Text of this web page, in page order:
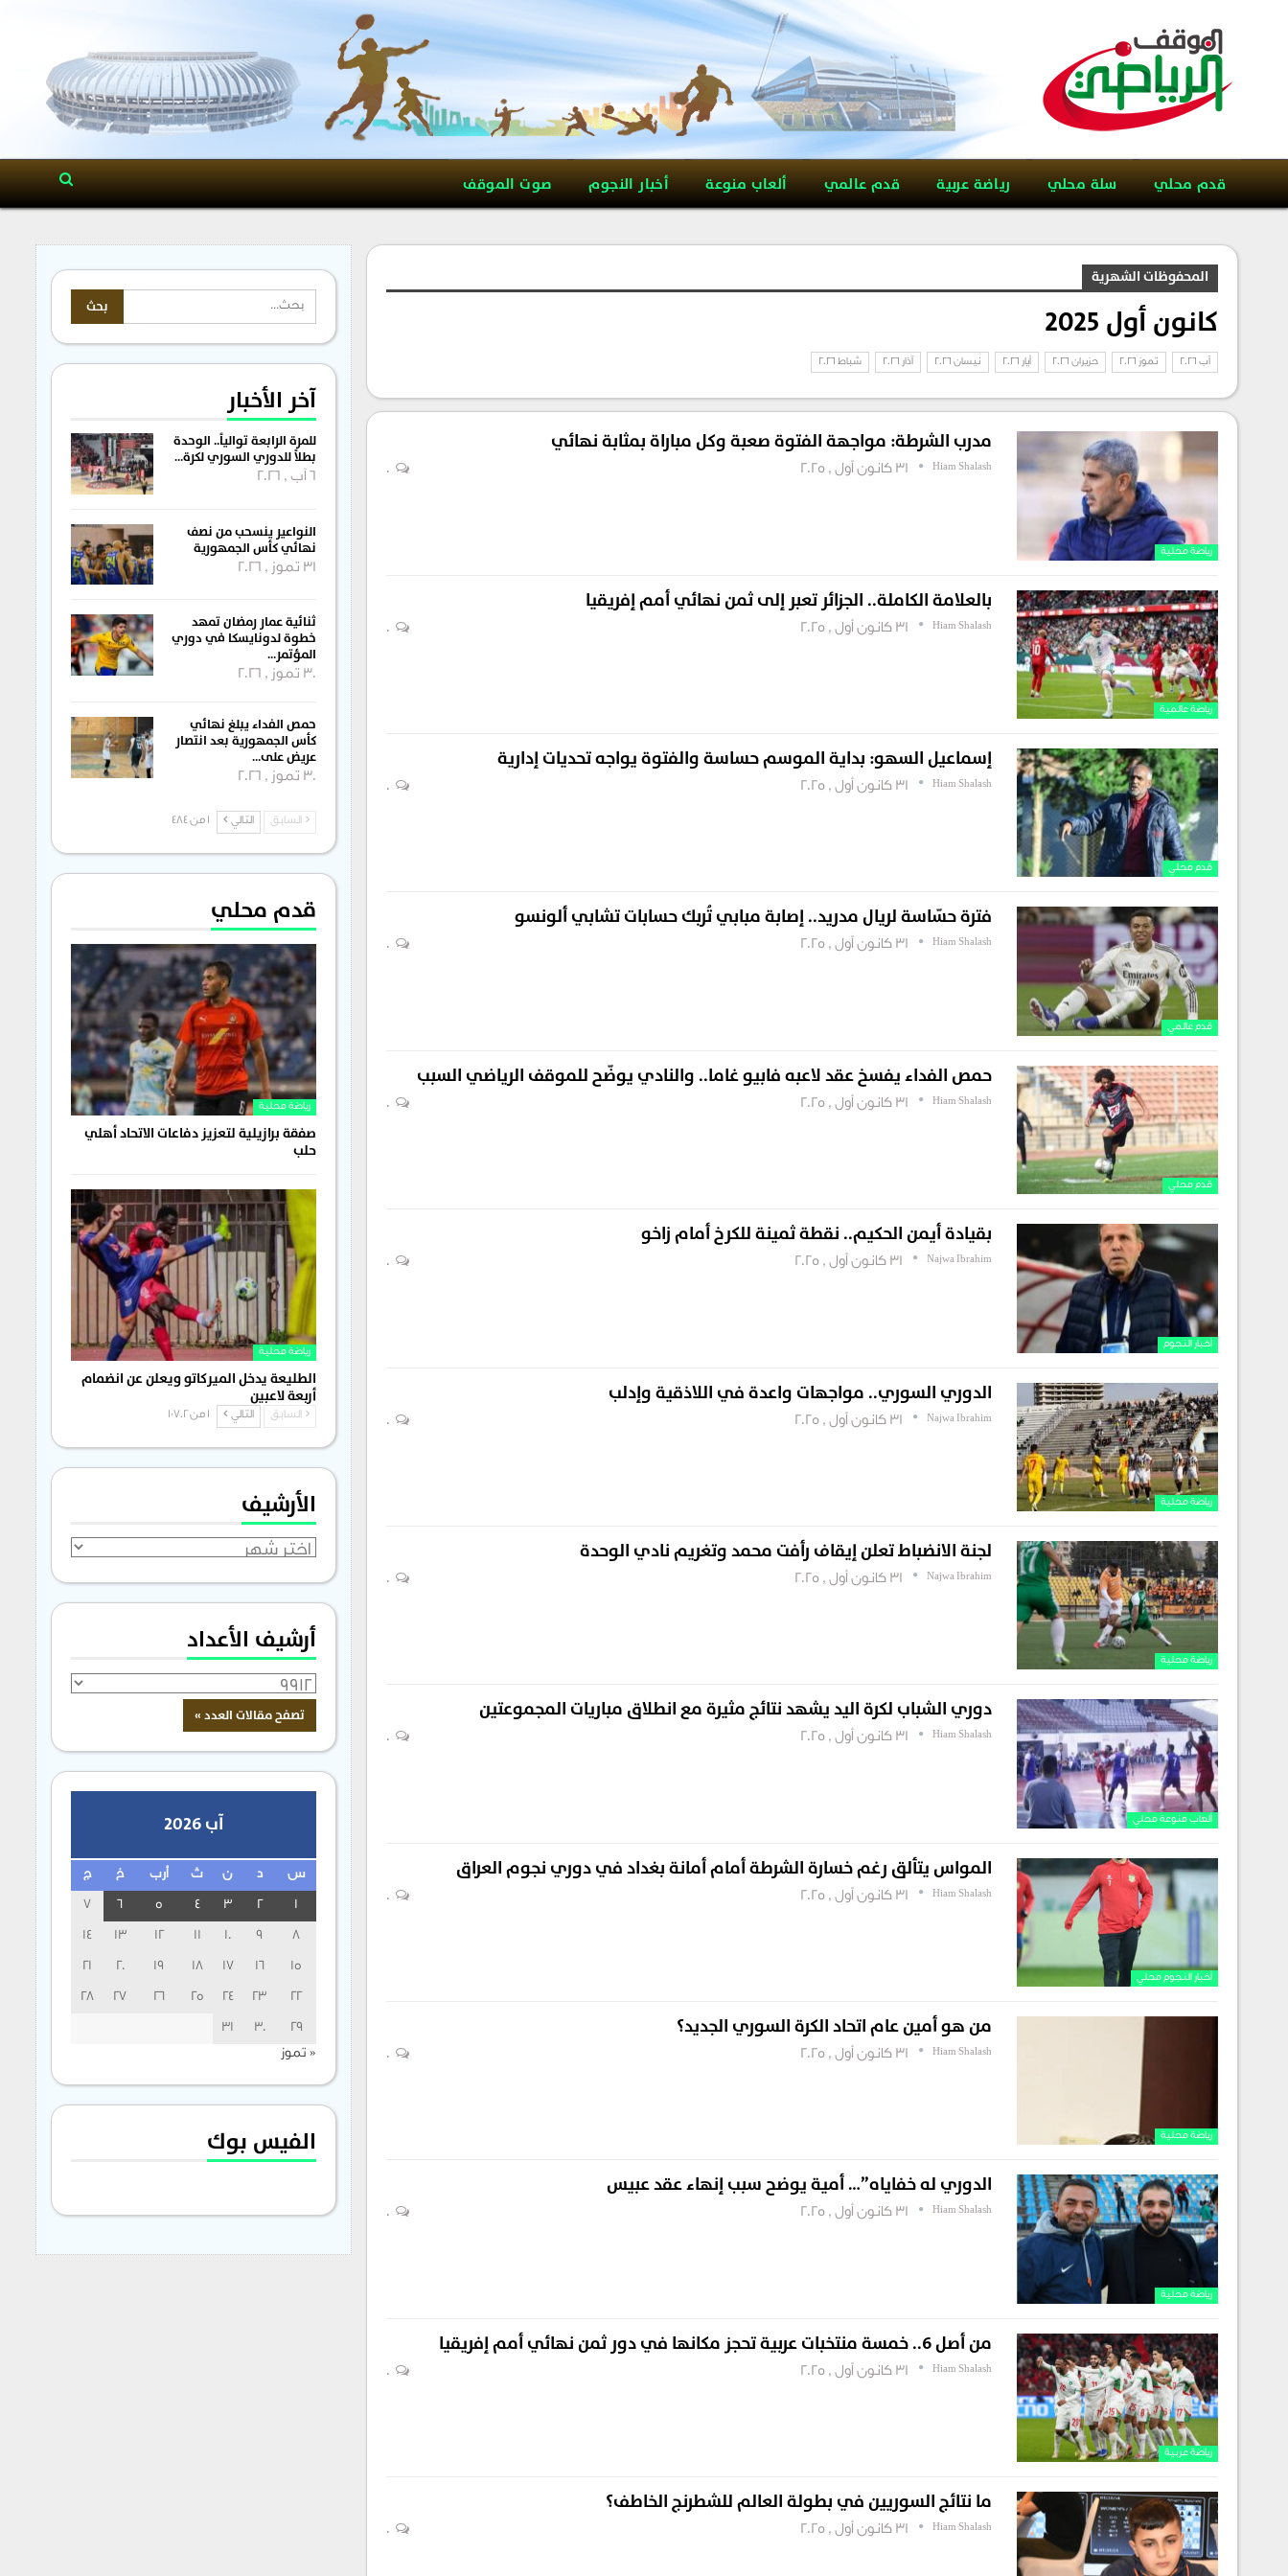
قدم محلي سلة محلي رياضة عربية قدم عالمي ألعاب منوعة أخبار النجوم صوت الموقف
المحفوظات الشهرية
كانون أول 2025
آب 2026 تموز 2026 حزيران 2026 أيار 2026 نيسان 2026 آذار 2026 شباط 2026
رياضة محلية
مدرب الشرطة: مواجهة الفتوة صعبة وكل مباراة بمثابة نهائي
Hiam Shalash 31 كانون أول , 2025
رياضة عالمية
بالعلامة الكاملة.. الجزائر تعبر إلى ثمن نهائي أمم إفريقيا
Hiam Shalash 31 كانون أول , 2025
قدم محلي
إسماعيل السهو: بداية الموسم حساسة والفتوة يواجه تحديات إدارية
Hiam Shalash 31 كانون أول , 2025
قدم عالمي
فترة حسّاسة لريال مدريد.. إصابة مبابي تُربك حسابات تشابي ألونسو
Hiam Shalash 31 كانون أول , 2025
قدم محلي
حمص الفداء يفسخ عقد لاعبه فابيو غاما.. والنادي يوضّح للموقف الرياضي السبب
Hiam Shalash 31 كانون أول , 2025
أخبار النجوم
بقيادة أيمن الحكيم.. نقطة ثمينة للكرخ أمام زاخو
Najwa Ibrahim 31 كانون أول , 2025
رياضة محلية
الدوري السوري.. مواجهات واعدة في اللاذقية وإدلب
Najwa Ibrahim 31 كانون أول , 2025
رياضة محلية
لجنة الانضباط تعلن إيقاف رأفت محمد وتغريم نادي الوحدة
Najwa Ibrahim 31 كانون أول , 2025
ألعاب منوعة محلي
دوري الشباب لكرة اليد يشهد نتائج مثيرة مع انطلاق مباريات المجموعتين
Hiam Shalash 31 كانون أول , 2025
أخبار النجوم محلي
المواس يتألق رغم خسارة الشرطة أمام أمانة بغداد في دوري نجوم العراق
Hiam Shalash 31 كانون أول , 2025
رياضة محلية
من هو أمين عام اتحاد الكرة السوري الجديد؟
Hiam Shalash 31 كانون أول , 2025
رياضة محلية
الدوري له خفاياه”… أمية يوضح سبب إنهاء عقد عبيس
Hiam Shalash 31 كانون أول , 2025
رياضة عربية
من أصل 6.. خمسة منتخبات عربية تحجز مكانها في دور ثمن نهائي أمم إفريقيا
Hiam Shalash 31 كانون أول , 2025
ما نتائج السوريين في بطولة العالم للشطرنج الخاطف؟
Hiam Shalash 31 كانون أول , 2025
آخر الأخبار
للمرة الرابعة توالياً.. الوحدة
بطلاً للدوري السوري لكرة…
6 آب , 2026
النواعير ينسحب من نصف
نهائي كأس الجمهورية
31 تموز , 2026
ثنائية عمار رمضان تمهد
خطوة لدونايسكا في دوري
المؤتمر…
30 تموز , 2026
حمص الفداء يبلغ نهائي
كأس الجمهورية بعد انتصار
عريض على…
30 تموز , 2026
السابق التالي 1 من 484
قدم محلي
رياضة محلية
صفقة برازيلية لتعزيز دفاعات الاتحاد أهلي
حلب
رياضة محلية
الطليعة يدخل الميركاتو ويعلن عن انضمام
أربعة لاعبين
السابق التالي 1 من 1٬702
الأرشيف
الأرشيف
أرشيف الأعداد
آب 2026
س د ن ث أرب خ ج
1
2
3
4
5
6
7
8
9
10
11
12
13
14
15
16
17
18
19
20
21
22
23
24
25
26
27
28
29
30
31
« تموز
الفيس بوك